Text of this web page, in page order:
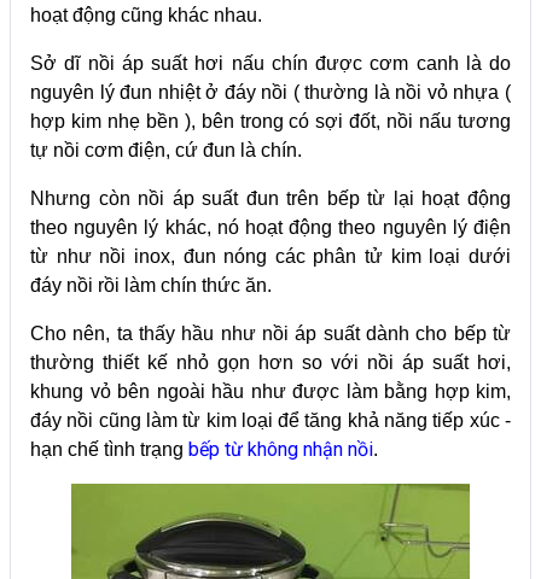
hoạt động cũng khác nhau.
Sở dĩ nồi áp suất hơi nấu chín được cơm canh là do
nguyên lý đun nhiệt ở đáy nồi ( thường là nồi vỏ nhựa (
hợp kim nhẹ bền ), bên trong có sợi đốt, nồi nấu tương
tự nồi cơm điện, cứ đun là chín.
Nhưng còn nồi áp suất đun trên bếp từ lại hoạt động
theo nguyên lý khác, nó hoạt động theo nguyên lý điện
từ như nồi inox, đun nóng các phân tử kim loại dưới
đáy nồi rồi làm chín thức ăn.
Cho nên, ta thấy hầu như nồi áp suất dành cho bếp từ
thường thiết kế nhỏ gọn hơn so với nồi áp suất hơi,
khung vỏ bên ngoài hầu như được làm bằng hợp kim,
đáy nồi cũng làm từ kim loại để tăng khả năng tiếp xúc -
hạn chế tình trạng bếp từ không nhận nồi.